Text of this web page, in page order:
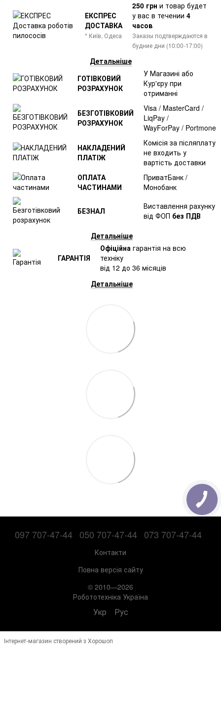
ЕКСПРЕС
ДОСТАВКА
* Київ, Одеса
250 грн и товар будет
у вас в течении 4
часов
Заказы подтверждаются в
будние дни (10:00-17:00)
Детальніше
ГОТІВКОВИЙ
РОЗРАХУНОК
У Магазині або
Кур'єру при
отриманні
БЕЗГОТІВКОВИЙ
РОЗРАХУНОК
Visa / MasterCard /
LiqPay /
WayForPay / Portmone
НАКЛАДЕНИЙ
ПЛАТІЖ
Комісія за післяплату
не входить у
вартість доставки
ОПЛАТА
ЧАСТИНАМИ
ПриватБанк /
Монобанк
БЕЗНАЛ
Виставлення рахунку
від ФОП без ПДВ
Детальніше
ГАРАНТІЯ
Офіційна гарантія на всю
техніку
від 12 до 36 місяців
Детальніше
097 707-47-44 050 707-47-44 073 707-47-44
Контакти
Повна версія сайту
© 2010—2026
Робототехніка Україна
Укр Рус
Інтернет-магазин створений з Хорошоп